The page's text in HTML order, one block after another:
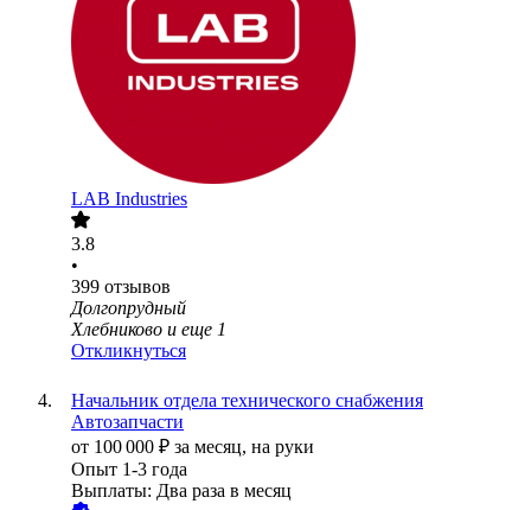
LAB Industries
3.8
•
399 отзывов
Долгопрудный
Хлебниково и еще 1
Откликнуться
Начальник отдела технического снабжения
Автозапчасти
от 100 000 ₽ за месяц, на руки
Опыт 1-3 года
Выплаты: Два раза в месяц